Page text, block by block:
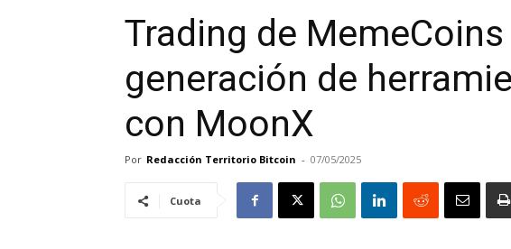
Trading de
generación de
con MoonX
Por Redacción Territorio Bitcoin - 07/05/2025
Cuota